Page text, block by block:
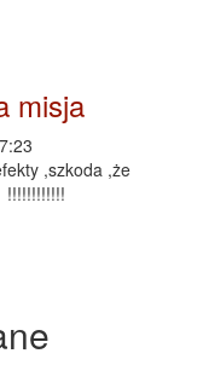
misja
,szkoda ,że
!!!!!!!!!!!!